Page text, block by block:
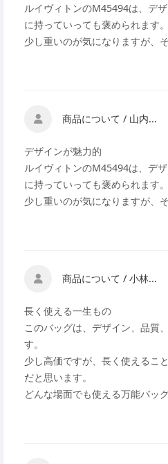
ルイヴィトンのM45494は、デ
に持っていっても褒められます。
少し重いのが気になりますが、
商品について / 山内...
デザインが魅力的
ルイヴィトンのM45494は、デ
に持っていっても褒められます。
少し重いのが気になりますが、
商品について / 小林...
長く使える一生もの
このバッグは、デザイン、品質
す。
少し高価ですが、長く使えるこ
だと思います。
どんな場面でも使える万能バッグ